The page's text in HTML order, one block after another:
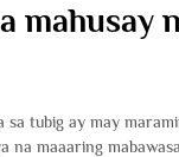
mahusay
sa tubig ay may
na maaaring